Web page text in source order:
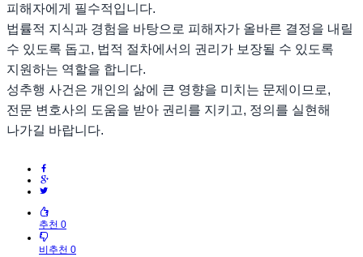
피해자에게 필수적입니다.
법률적 지식과 경험을 바탕으로 피해자가 올바른 결정을 내릴
수 있도록 돕고, 법적 절차에서의 권리가 보장될 수 있도록
지원하는 역할을 합니다.
성추행 사건은 개인의 삶에 큰 영향을 미치는 문제이므로,
전문 변호사의 도움을 받아 권리를 지키고, 정의를 실현해
나가길 바랍니다.
추천 0
비추천 0